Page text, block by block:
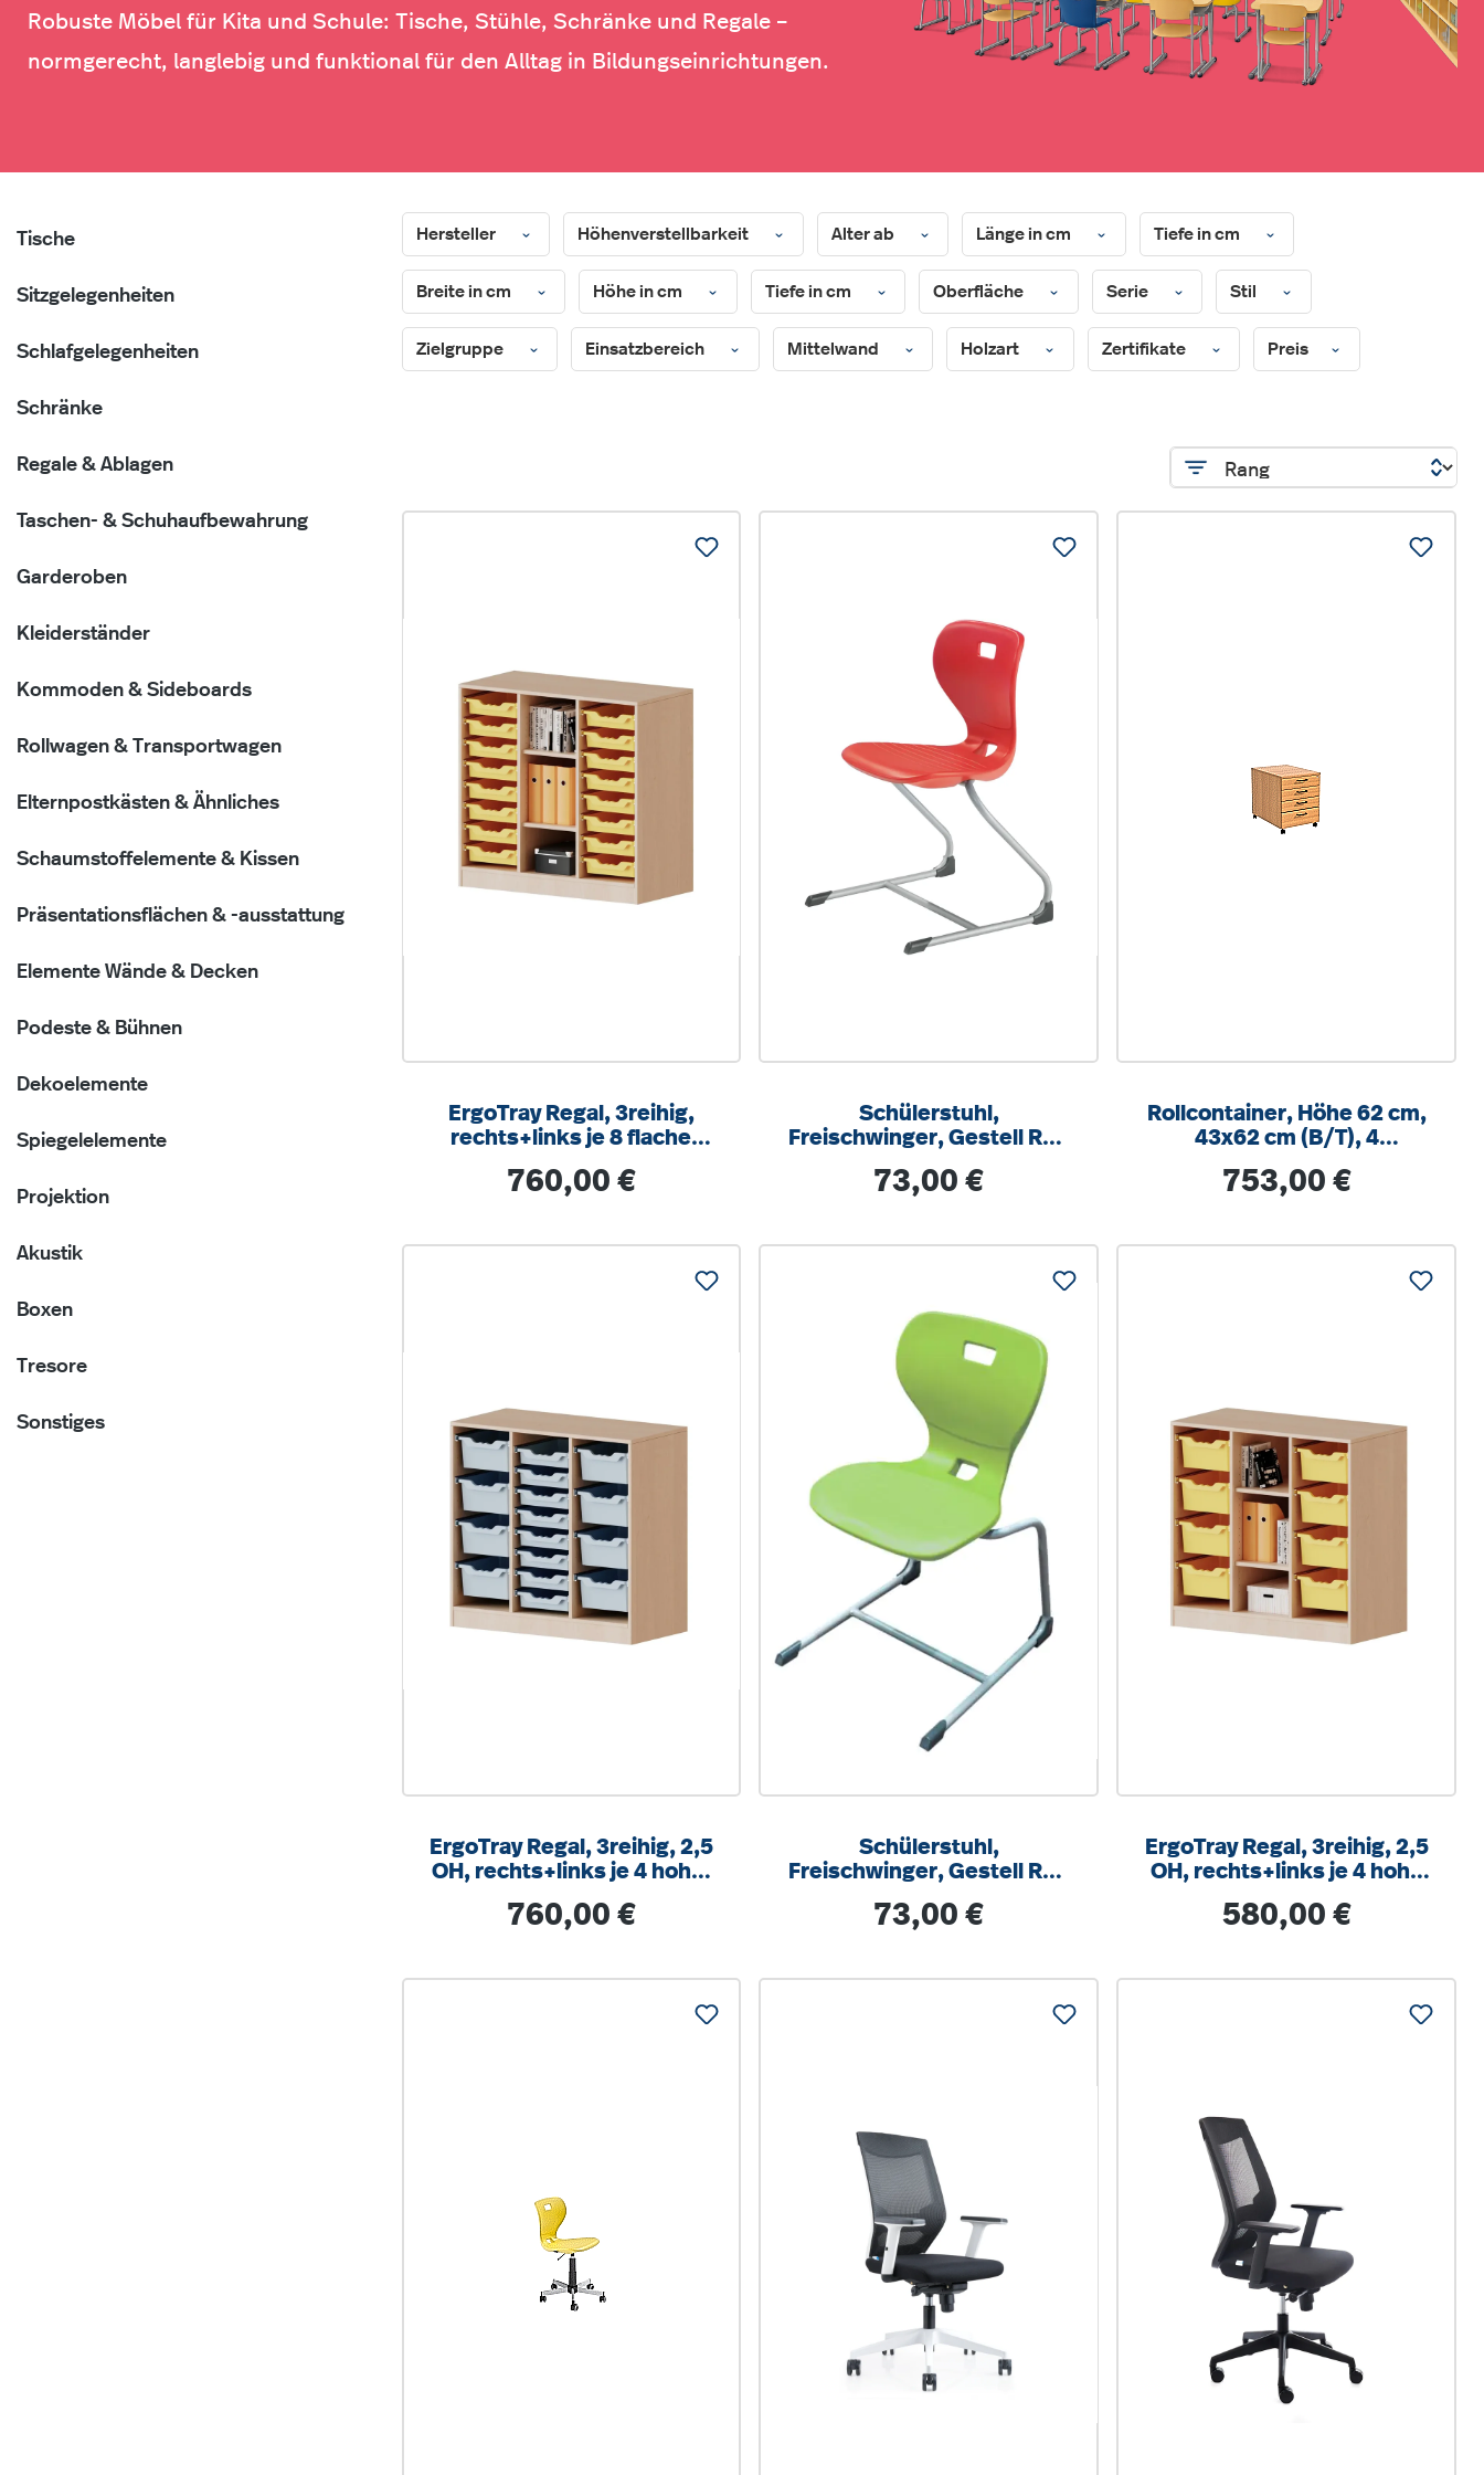
Robuste Möbel für Kita und Schule: Tische, Stühle, Schränke und Regale –
normgerecht, langlebig und funktional für den Alltag in Bildungseinrichtungen.
Tische
Sitzgelegenheiten
Schlafgelegenheiten
Schränke
Regale & Ablagen
Taschen- & Schuhaufbewahrung
Garderoben
Kleiderständer
Kommoden & Sideboards
Rollwagen & Transportwagen
Elternpostkästen & Ähnliches
Schaumstoffelemente & Kissen
Präsentationsflächen & -ausstattung
Elemente Wände & Decken
Podeste & Bühnen
Dekoelemente
Spiegelelemente
Projektion
Akustik
Boxen
Tresore
Sonstiges
Hersteller Höhenverstellbarkeit Alter ab Länge in cm Tiefe in cm
Breite in cm Höhe in cm Tiefe in cm Oberfläche Serie Stil
Zielgruppe Einsatzbereich Mittelwand Holzart Zertifikate Preis
ErgoTray Regal, 3reihig,
rechts+links je 8 flache
B/H/T 104,5x100x40cm
Regulärer Preis:
760,00 €
Schülerstuhl,
Freischwinger, Gestell RAL
optionalen Aufstuhlschutz
Regulärer Preis:
73,00 €
Rollcontainer, Höhe 62 cm,
43x62 cm (B/T), 4
Regulärer Preis:
753,00 €
ErgoTray Regal, 3reihig, 2,5
OH, rechts+links je 4 hohe,
B/H/T104,5x100x40cm
Regulärer Preis:
760,00 €
Schülerstuhl,
Freischwinger, Gestell RAL
integrierten Aufstuhlschutz
Regulärer Preis:
73,00 €
ErgoTray Regal, 3reihig, 2,5
OH, rechts+links je 4 hohe
B/H/T104,5x100x40cm
Regulärer Preis:
580,00 €